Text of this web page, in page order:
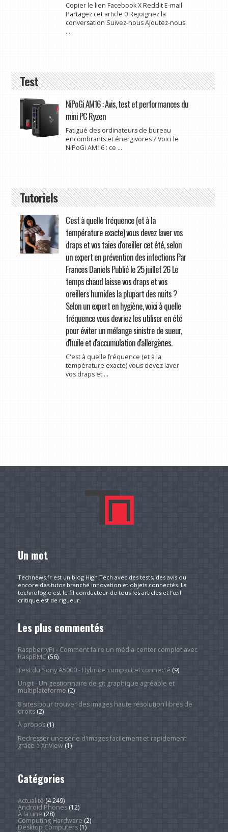
Copier le lien Facebook X Reddit E-mail
Partagez cet article 0 Rejoignez la
conversation Suivez-nous Ajoutez-nous
...
Test
NiPoGi AM16 : Avis, test et performances du
mini PC Ryzen
Fatigué des ordinateurs de bureau
encombrants et énergivores ? Voici le
NiPoGi AM16 : ce ...
Tutoriels
C'est à quelle fréquence (et à la
température exacte) vous devez laver vos
draps et vos taies d'oreiller cet été, selon
un expert en prévention des infections Par
Frances Daniels Publié le 25 juillet 26 Le
temps chaud laisse vos draps et vos
oreillers humides la plupart des nuits ?
Selon un expert en hygiène, voici à quelle
fréquence vous devriez les utiliser en été
pour éviter un mélange sinistre de sueur,
d'huile et d'accumulation d'allergènes.
C'est à quelle fréquence (et à la
température exacte) vous devez laver
vos draps et ...
Un mot
Technews.fr est un blog High Tech avec des tests, des avis ou
encore des tutos branché innovation et objets connectés. La
technologie est le fil conducteur de tous les articles et l’œil
critique est de rigueur.
Les plus commentés
RaspberryPi - Comment faire un média-center complet avec
RaspBMC(56)
Test du Sony A5000 - Hybride compact et connecté (9)
Ungit - Un gestionnaire de git graphique agréable et
multiplateforme (2)
8 sites pour trouver des images haute résolution libres de
droits(2)
À propos(1)
Redresser une série d'images facilement et rapidement
grâce à XnView(1)
Catégories
Actualité (4 249)
Android Phones(12)
À la une (28)
Computing Hardware (2)
Desktop Computers(1)